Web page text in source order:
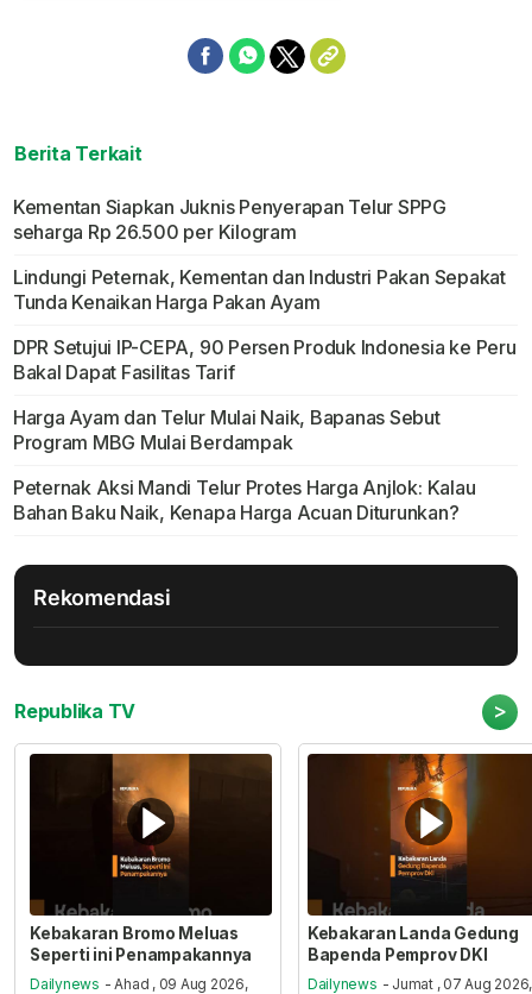
Berita Terkait
Kementan Siapkan Juknis Penyerapan Telur SPPG
seharga Rp 26.500 per Kilogram
Lindungi Peternak, Kementan dan Industri Pakan Sepakat
Tunda Kenaikan Harga Pakan Ayam
DPR Setujui IP-CEPA, 90 Persen Produk Indonesia ke Peru
Bakal Dapat Fasilitas Tarif
Harga Ayam dan Telur Mulai Naik, Bapanas Sebut
Program MBG Mulai Berdampak
Peternak Aksi Mandi Telur Protes Harga Anjlok: Kalau
Bahan Baku Naik, Kenapa Harga Acuan Diturunkan?
Rekomendasi
Republika TV >
Kebakaran Bromo Meluas
Seperti ini Penampakannya
Dailynews - Ahad , 09 Aug 2026,
Kebakaran Landa Gedung
Bapenda Pemprov DKI
Dailynews - Jumat , 07 Aug 2026,